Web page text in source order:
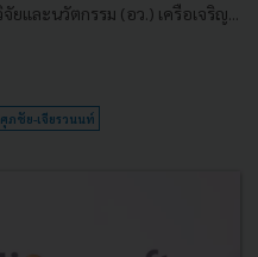
และนวัตกรรม (อว.) เครือเจริญ...
ศุภชัย-เจียรวนนท์